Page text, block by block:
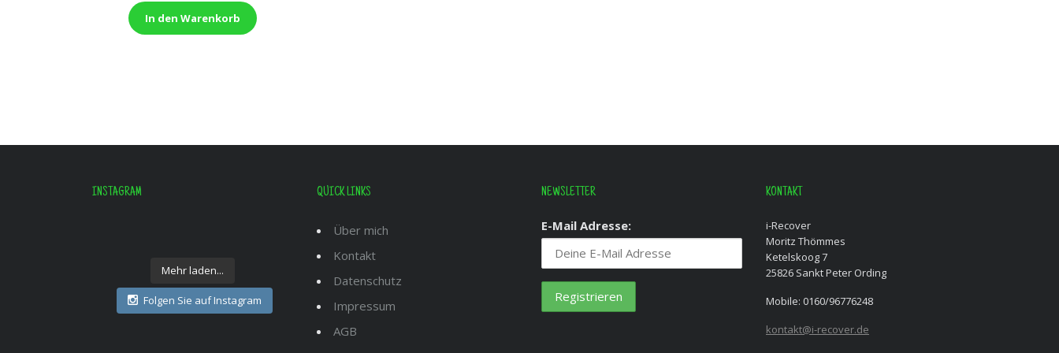
In den Warenkorb
INSTAGRAM
Mehr laden...
Folgen Sie auf Instagram
QUICK LINKS
Über mich
Kontakt
Datenschutz
Impressum
AGB
NEWSLETTER
E-Mail Adresse:
KONTAKT
i-Recover
Moritz Thömmes
Ketelskoog 7
25826 Sankt Peter Ording
Mobile: 0160/96776248
kontakt@i-recover.de